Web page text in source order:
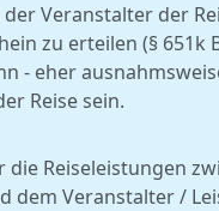
Veranstalter der
zu erteilen (§ 651k
- eher
Reise sein.
die Reiseleistungen
dem Veranstalter /